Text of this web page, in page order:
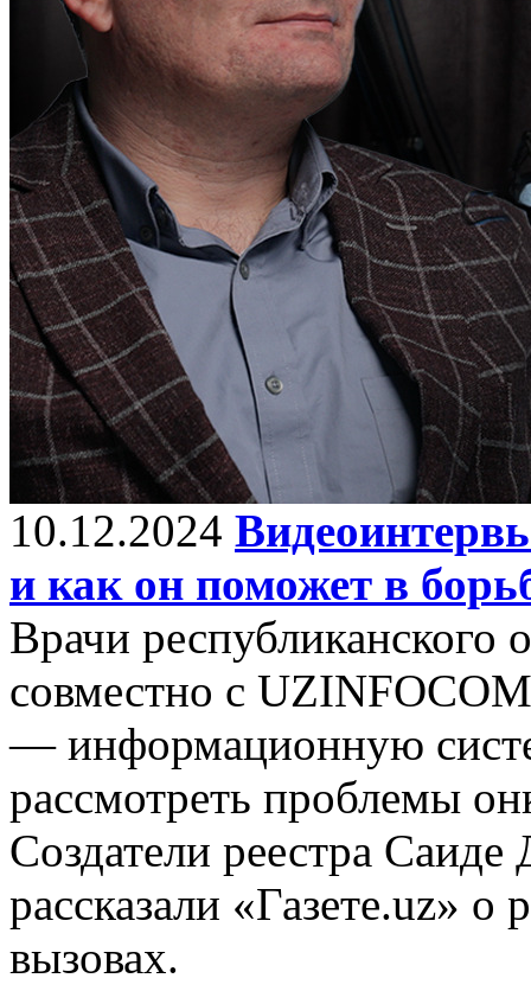
10.12.2024
и как он поможет в
Врачи республиканского
совместно с
— информационную
рассмотреть проблемы
Создатели реестра
рассказали «Газете.uz» о
вызовах.